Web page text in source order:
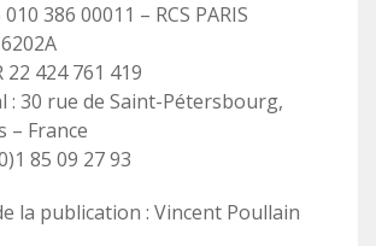
010 386 00011 – RCS PARIS
22 424 761 419
: 30 rue de Saint-Pétersbourg,
– France
85 09 27 93
la publication : Vincent Poullain